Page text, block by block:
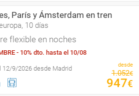
París y Ámsterdam en tren
10 días
flexible en noches
- 10% dto. hasta el 10/08
12/9/2026 desde Madrid desde
1.052€
947€